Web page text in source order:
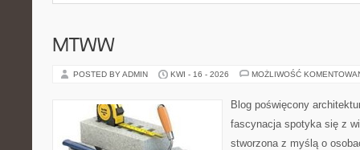
MTWW
POSTED BY ADMIN KWI - 16 - 2026 MOŻLIWOŚĆ
Blog poświęcony
fascynacja spotyka się z
stworzona z myślą o